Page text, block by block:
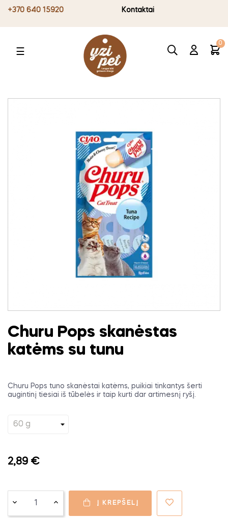
+370 640 15920 Kontaktai
Toggle
☰
0
Churu Pops skanėstas
katėms su tunu
Churu Pops tuno skanėstai katėms, puikiai tinkantys šerti
augintinį tiesiai iš tūbelės ir taip kurti dar artimesnį ryšį.
2,89 €
Į KREPŠELĮ